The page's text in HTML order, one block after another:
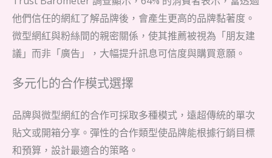
他們信任的網紅了解品牌後，會產生更高的品牌黏著度。
微型網紅與粉絲間的親密關係，使其推薦被視為「朋友建
議」而非「廣告」，大幅提升訊息可信度與購買意願。
多元化的合作模式選擇
品牌與微型網紅的合作可採取多種模式，遠超傳統的單次
貼文或開箱分享。彈性的合作類型使品牌能根據行銷目標
和預算，設計最適合的策略。